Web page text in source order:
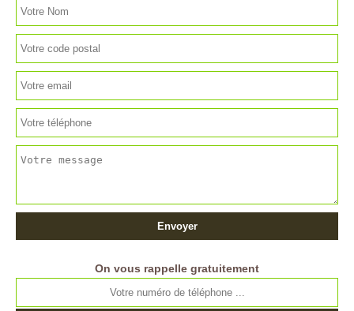
On vous rappelle gratuitement